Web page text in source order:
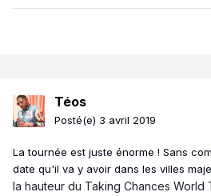
Téos
Posté(e) 3 avril 2019
La tournée est juste énorme ! Sans
date qu'il va y avoir dans les villes
la hauteur du Taking Chances World